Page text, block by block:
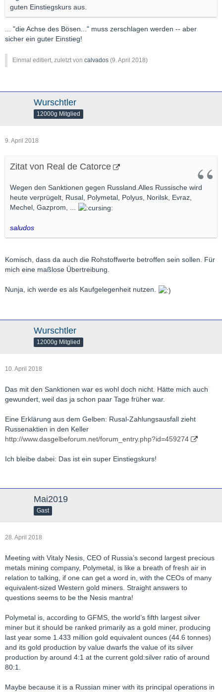
guten Einstiegskurs aus.
... "die Achse des Bösen..." muss zerschlagen werden -- aber
sicher ein guter Einstieg!
Einmal editiert, zuletzt von calvados (9. April 2018)
Wurschtler
12000g Mitglied
9. April 2018
Zitat von Real de Catorce
Wegen den Sanktionen gegen Russland.Alles Russische wird
heute verprügelt, Rusal, Polymetal, Polyus, Norilsk, Evraz,
Mechel, Gazprom, ...
saludos
Komisch, dass da auch die Rohstoffwerte betroffen sein sollen. Für
mich eine maßlose Übertreibung.
Nunja, ich werde es als Kaufgelegenheit nutzen.
Wurschtler
12000g Mitglied
10. April 2018
Das mit den Sanktionen war es wohl doch nicht. Hätte mich auch
gewundert, weil das ja schon paar Tage früher war.
Eine Erklärung aus dem Gelben: Rusal-Zahlungsausfall zieht
Russenaktien in den Keller
http://www.dasgelbeforum.net/forum_entry.php?id=459274
Ich bleibe dabei: Das ist ein super Einstiegskurs!
Mai2019
Gast
28. April 2018
Meeting with Vitaly Nesis, CEO of Russia’s second largest precious
metals mining company, Polymetal, is like a breath of fresh air in
relation to talking, if one can get a word in, with the CEOs of many
equivalent-sized Western gold miners. Straight answers to
questions seems to be the Nesis mantra!
Polymetal is, according to GFMS, the world’s fifth largest silver
miner but it should be ranked primarily as a gold miner, producing
last year some 1.433 million gold equivalent ounces (44.6 tonnes)
and its gold production by value dwarfs the value of its silver
production by around 4:1 at the current gold:silver ratio of around
80:1.
Maybe because it is a Russian miner with its principal operations in